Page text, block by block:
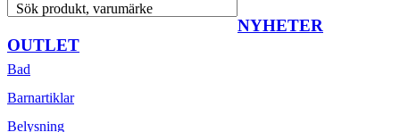
Sök produkt, varumärke
NYHETER
OUTLET
Bad
Barnartiklar
Belysning